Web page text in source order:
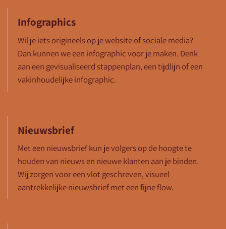
Infographics
Wil je iets origineels op je website of sociale media?
Dan kunnen we een infographic voor je maken. Denk
aan een gevisualiseerd stappenplan, een tijdlijn of een
vakinhoudelijke infographic.
Nieuwsbrief
Met een nieuwsbrief kun je volgers op de hoogte te
houden van nieuws en nieuwe klanten aan je binden.
Wij zorgen voor een vlot geschreven, visueel
aantrekkelijke nieuwsbrief met een fijne flow.